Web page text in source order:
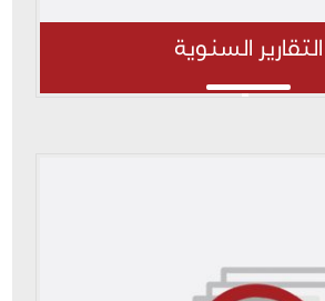
التقارير السنوية